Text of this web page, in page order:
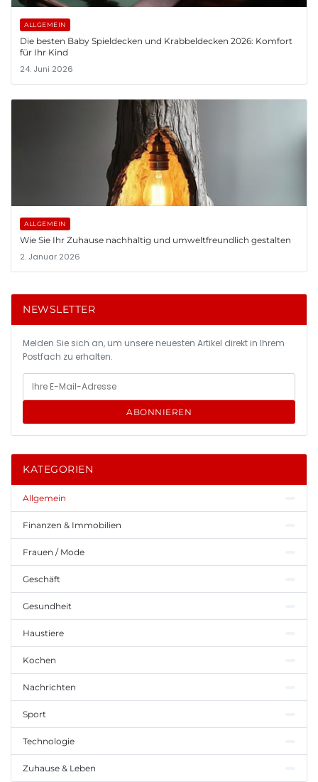
ALLGEMEIN
Die besten Baby Spieldecken und Krabbeldecken 2026: Komfort
für Ihr Kind
24. Juni 2026
ALLGEMEIN
Wie Sie Ihr Zuhause nachhaltig und umweltfreundlich gestalten
2. Januar 2026
NEWSLETTER
Melden Sie sich an, um unsere neuesten Artikel direkt in Ihrem
Postfach zu erhalten.
ABONNIEREN
KATEGORIEN
Allgemein
Finanzen & Immobilien
Frauen / Mode
Geschäft
Gesundheit
Haustiere
Kochen
Nachrichten
Sport
Technologie
Zuhause & Leben